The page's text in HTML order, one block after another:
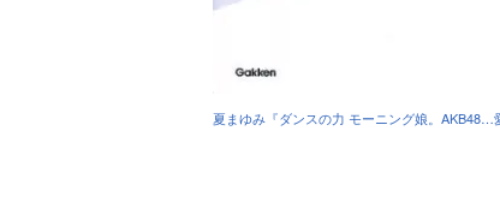
夏まゆみ『ダンスの力 モーニング娘。AKB48…